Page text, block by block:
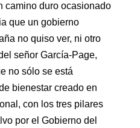
camino duro ocasionado
que un gobierno
no quiso ver, ni otro
señor García-Page,
no sólo se está
bienestar creado en
con los tres pilares
por el Gobierno del